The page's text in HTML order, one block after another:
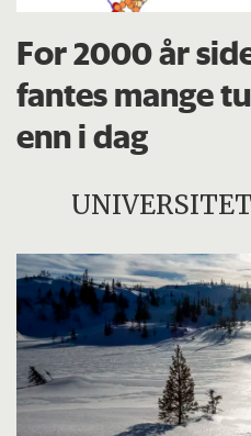
For 2000 år
fantes mange
enn i dag